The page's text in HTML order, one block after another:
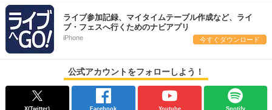
ライブ参加記録、マイタイムテーブル作成など、ライ
ブ・フェスへ行くためのナビアプリ
iPhone 今すぐダウンロード
公式アカウントをフォローしよう！
X(Twitter) Facebook Youtube Spotify